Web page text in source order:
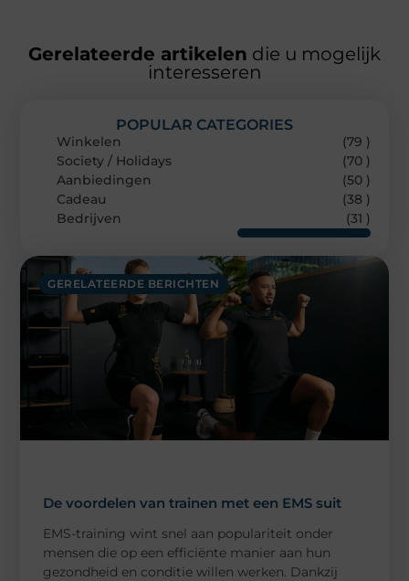
Gerelateerde artikelen die u mogelijk
interesseren
GERELATEERDE BERICHTEN
De voordelen van trainen met een EMS suit
EMS-training wint snel aan populariteit onder
mensen die op een efficiënte manier aan hun
gezondheid en conditie willen werken. Dankzij
POPULAR CATEGORIES
Winkelen
(79 )
Society / Holidays
(70 )
Aanbiedingen
(50 )
Cadeau
(38 )
Bedrijven
(31 )